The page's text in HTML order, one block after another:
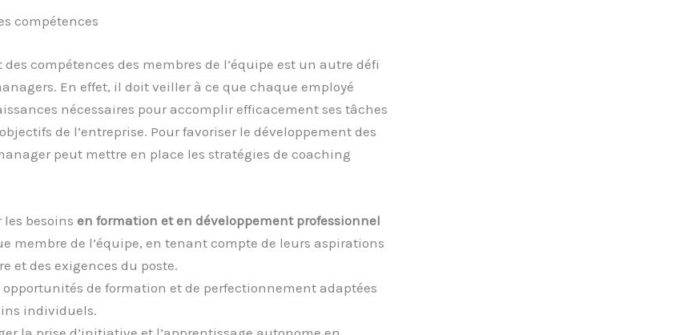
compétences
des compétences des membres de l’équipe est un autre défi
En effet, il doit veiller à ce que chaque employé
nécessaires pour accomplir efficacement ses tâches
de l’entreprise. Pour favoriser le développement des
peut mettre en place les stratégies de coaching
besoins en formation et en développement professionnel
membre de l’équipe, en tenant compte de leurs aspirations
et des exigences du poste.
opportunités de formation et de perfectionnement adaptées
individuels.